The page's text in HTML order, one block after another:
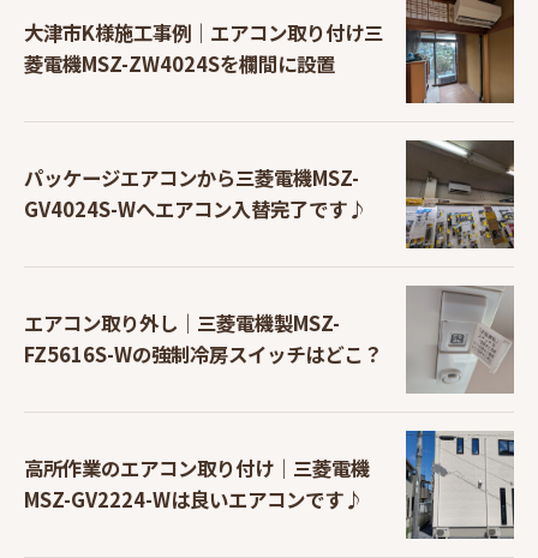
大津市K様施工事例｜エアコン取り付け三
菱電機MSZ-ZW4024Sを欄間に設置
パッケージエアコンから三菱電機MSZ-
GV4024S-Wへエアコン入替完了です♪
エアコン取り外し｜三菱電機製MSZ-
FZ5616S-Wの強制冷房スイッチはどこ？
高所作業のエアコン取り付け｜三菱電機
MSZ-GV2224-Wは良いエアコンです♪